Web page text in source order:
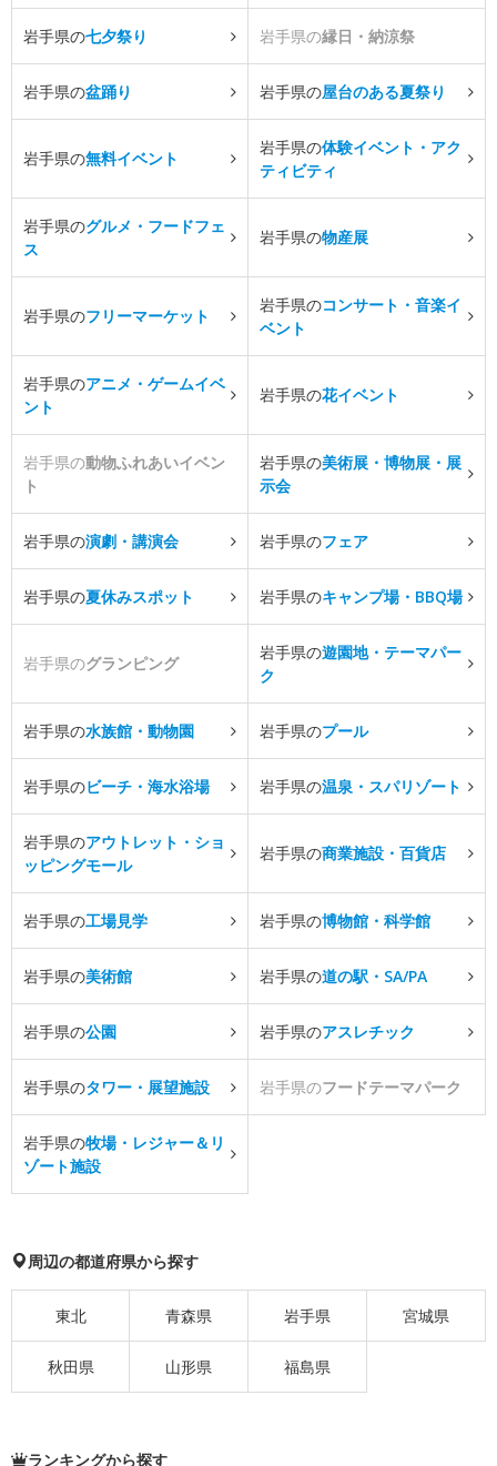
岩手県の七夕祭り 岩手県の縁日・納涼祭
岩手県の盆踊り 岩手県の屋台のある夏祭り
岩手県の無料イベント
岩手県の体験イベント・アク
ティビティ
岩手県のグルメ・フードフェ
ス
岩手県の物産展
岩手県のフリーマーケット
岩手県のコンサート・音楽イ
ベント
岩手県のアニメ・ゲームイベ
ント
岩手県の花イベント
岩手県の動物ふれあいイベン
ト
岩手県の美術展・博物展・展
示会
岩手県の演劇・講演会 岩手県のフェア
岩手県の夏休みスポット 岩手県のキャンプ場・BBQ場
岩手県のグランピング
岩手県の遊園地・テーマパー
ク
岩手県の水族館・動物園 岩手県のプール
岩手県のビーチ・海水浴場 岩手県の温泉・スパリゾート
岩手県のアウトレット・ショ
ッピングモール
岩手県の商業施設・百貨店
岩手県の工場見学 岩手県の博物館・科学館
岩手県の美術館 岩手県の道の駅・SA/PA
岩手県の公園 岩手県のアスレチック
岩手県のタワー・展望施設 岩手県のフードテーマパーク
岩手県の牧場・レジャー＆リ
ゾート施設
周辺の都道府県から探す
東北 青森県 岩手県 宮城県
秋田県 山形県 福島県
ランキングから探す